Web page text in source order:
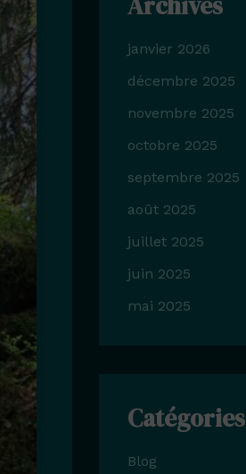
janvier 2026
décembre 2025
novembre 2025
octobre 2025
septembre 2025
août 2025
juillet 2025
juin 2025
mai 2025
Catégories
Blog